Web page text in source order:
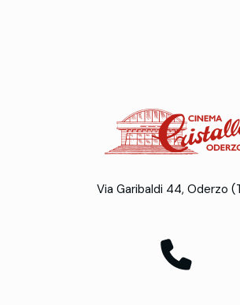
Via Garibaldi 44, Oderzo